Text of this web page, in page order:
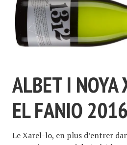
ALBET I NOYA
EL FANIO 2016
Le Xarel-lo, en plus d’entrer